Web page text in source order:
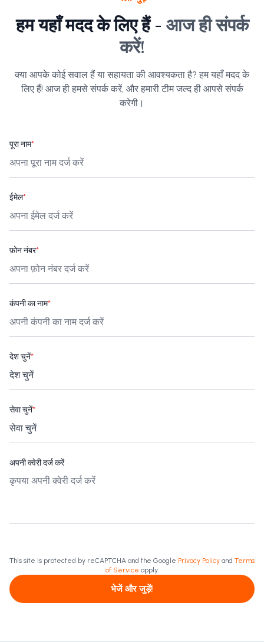
हम यहाँ मदद के लिए हैं - आज ही संपर्क
करें!
क्या आपके कोई सवाल हैं या सहायता की आवश्यकता है? हम यहाँ मदद के
लिए हैं! आज ही हमसे संपर्क करें, और हमारी टीम जल्द ही आपसे संपर्क
करेगी।
पूरा नाम*
ईमेल*
फ़ोन नंबर*
कंपनी का नाम*
देश चुनें*
सेवा चुनें*
अपनी क्वेरी दर्ज करें
This site is protected by reCAPTCHA and the Google Privacy Policy and Terms
of Service apply.
भेजें और जुड़ें!